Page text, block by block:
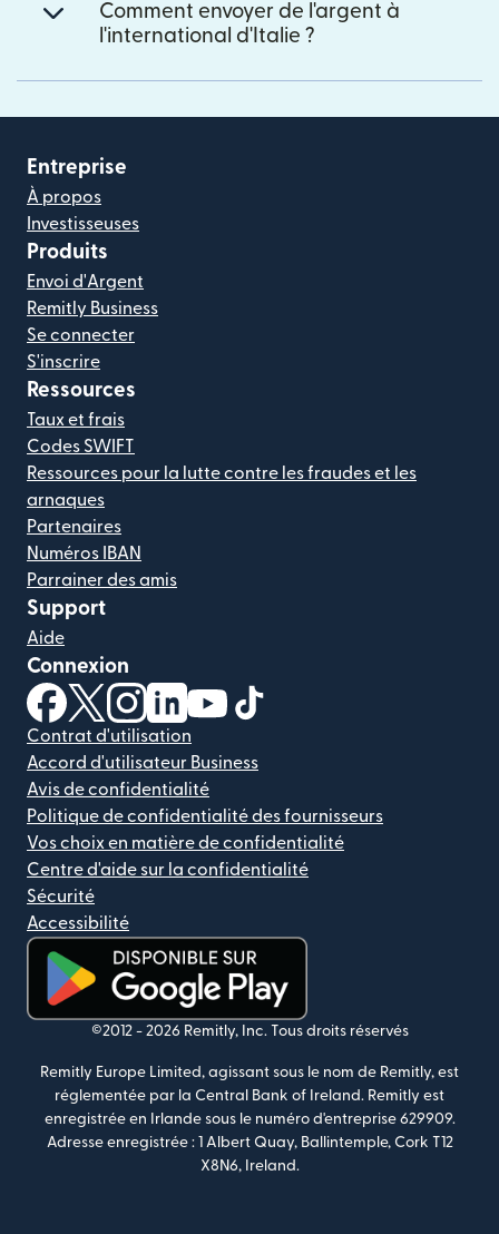
Comment envoyer de l'argent à
l'international d'Italie ?
Entreprise
À propos
Investisseuses
Produits
Envoi d'Argent
Remitly Business
Se connecter
S'inscrire
Ressources
Taux et frais
Codes SWIFT
Ressources pour la lutte contre les fraudes et les
arnaques
Partenaires
Numéros IBAN
Parrainer des amis
Support
Aide
Connexion
(s'ouvre dans une nouvelle fenêtre)
(s'ouvre dans une nouvelle fenêtre)
(s'ouvre dans une nouvelle fenêtre)
(s'ouvre dans une nouvelle fenêtre)
(s'ouvre dans une nouvelle
Contrat d'utilisation
Accord d'utilisateur Business
Avis de confidentialité
Politique de confidentialité des fournisseurs
Vos choix en matière de confidentialité
Centre d'aide sur la confidentialité
Sécurité
Accessibilité
(s'ouvre dans une nouvelle fenêtre)
©2012 - 2026 Remitly, Inc. Tous droits réservés
Remitly Europe Limited, agissant sous le nom de Remitly, est
réglementée par la Central Bank of Ireland. Remitly est
enregistrée en Irlande sous le numéro d'entreprise 629909.
Adresse enregistrée : 1 Albert Quay, Ballintemple, Cork T12
X8N6, Ireland.